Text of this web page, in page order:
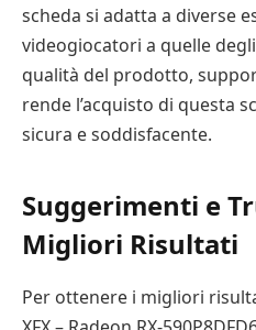
scheda si adatta a diverse
videogiocatori a quelle
qualità del prodotto,
rende l’acquisto di questa
sicura e soddisfacente.
Suggerimenti e
Migliori Risultati
Per ottenere i migliori